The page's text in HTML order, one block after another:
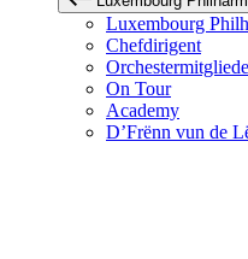
Luxembourg
Chefdirigent
On Tour
Academy
D’Frënn vun de